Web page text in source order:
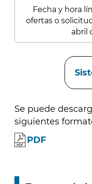
Fecha y hora
ofertas o
abril
Se puede
siguientes
PDF